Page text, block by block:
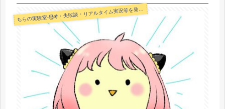
ちらの実験室-思考・失敗談・リアルタイム実況等を発信します-